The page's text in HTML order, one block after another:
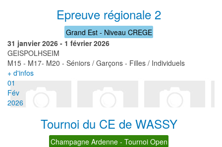
Epreuve régionale 2
Grand Est - Niveau CREGE
31 janvier 2026 - 1 février 2026
GEISPOLHSEIM
M15 - M17- M20 - Séniors / Garçons - Filles / Individuels
+ d'infos
01
Fév
2026
Tournoi du CE de WASSY
Champagne Ardenne - Tournoi Open